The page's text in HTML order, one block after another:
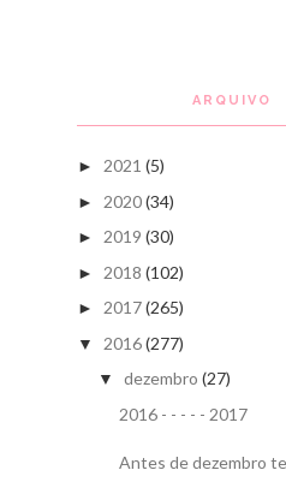
ARQUIVO
► 2021 (5)
► 2020(34)
► 2019 (30)
► 2018 (102)
► 2017(265)
▼ 2016(277)
▼ dezembro (27)
2016 - - - - - 2017
Antes de dezembro